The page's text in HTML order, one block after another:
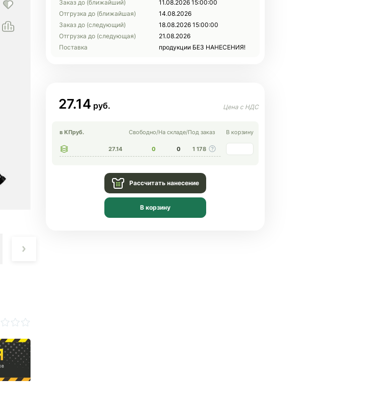
Заказ до (ближайший)
11.08.2026 15:00:00
Отгрузка до (ближайшая)
14.08.2026
Заказ до (следующий)
18.08.2026 15:00:00
Отгрузка до (следующая)
21.08.2026
Поставка
продукции БЕЗ НАНЕСЕНИЯ!
27.14
в КПруб. Свободно/На складе/Под заказ В корзину
27.14 0 0 1 178
Рассчитать нанесение
В корзину